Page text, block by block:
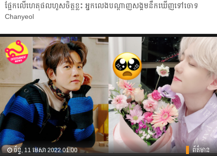
ផ្អែកលើហេតុផលហួសចិត្តខ្លះ អ្នកលេងបណ្ដាញសង្គមនឹកឃើញទៅចោទ
Chanyeol
ច័ន្ទ, 11 មេសា 2022 01:00 ព័ត៌មាន